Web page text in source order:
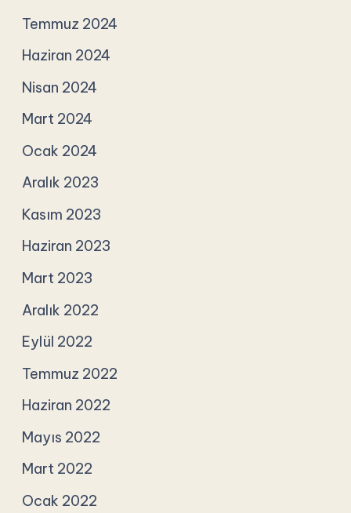
Temmuz 2024
Haziran 2024
Nisan 2024
Mart 2024
Ocak 2024
Aralık 2023
Kasım 2023
Haziran 2023
Mart 2023
Aralık 2022
Eylül 2022
Temmuz 2022
Haziran 2022
Mayıs 2022
Mart 2022
Ocak 2022